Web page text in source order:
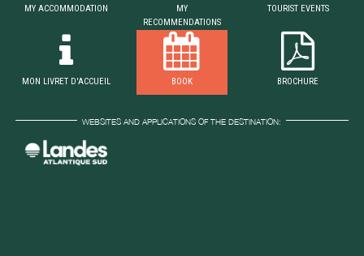
MY ACCOMMODATION
MY
RECOMMENDATIONS
TOURIST EVENTS
MON LIVRET D'ACCUEIL BOOK BROCHURE
WEBSITES AND APPLICATIONS OF THE DESTINATION: